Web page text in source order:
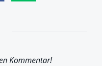
Kommentar!